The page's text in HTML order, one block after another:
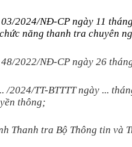
03/2024/NĐ-CP ngày 11
năng thanh tra chuyên
48/2022/NĐ-CP ngày 26
/2024/TT-BTTTT ngày ...
thông;
Thanh tra Bộ Thông tin và